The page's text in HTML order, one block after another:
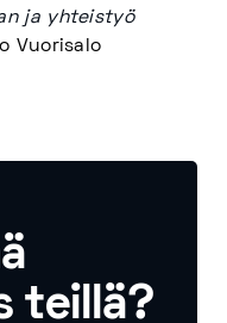
ja yhteistyö
Vuorisalo
teillä?